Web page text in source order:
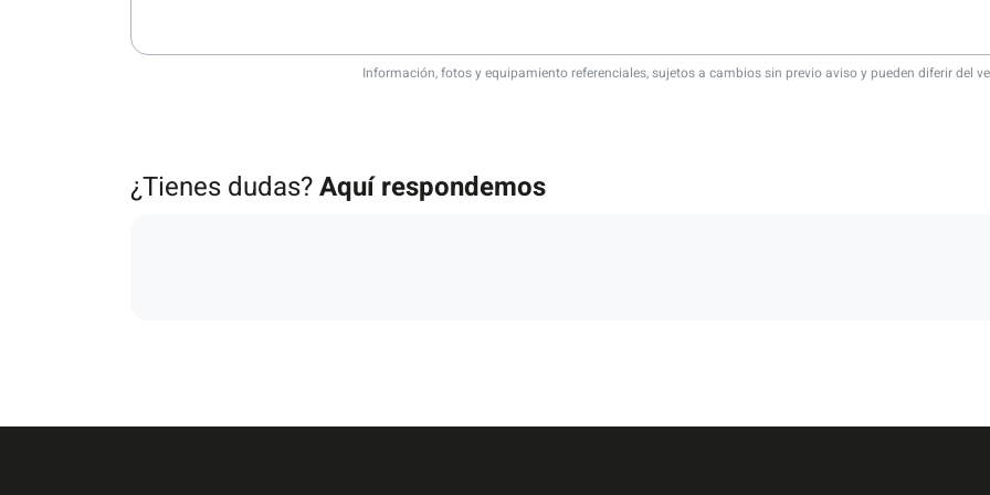
Información, fotos y equipamiento referenciales, sujetos a cambios sin previo aviso y pueden diferir del
¿Tienes dudas?Aquí respondemos